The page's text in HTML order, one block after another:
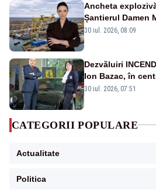
Ancheta
Șantierul Damen
scufundă
30 iul. 2026, 08:09
Dezvăluiri
Ion Bazac, în
publice
30 iul. 2026, 07:51
CATEGORII POPULARE
Actualitate
Politica